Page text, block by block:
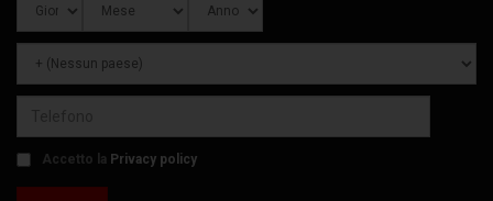
Accetto la Privacy policy